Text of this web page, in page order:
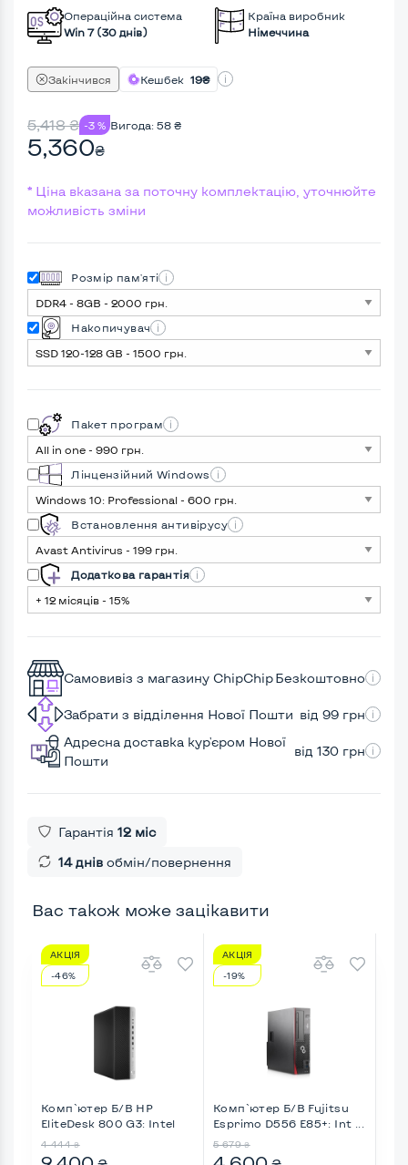
Операційна система
Win 7 (30 днів)
Країна виробник
Німеччина
Закінчився Кешбек 19₴
5,418₴ -3 % Вигода: 58 ₴
5,360₴
* Ціна вказана за поточну комплектацію, уточнюйте
можливість зміни
Розмір пам'яті
Накопичувач
Пакет програм
Лінцензійний Windows
Встановлення антивірусу
Додаткова гарантія
Самовивіз з магазину ChipChipБезкоштовно
Забрати з відділення Нової Пошти від 99 грн
Адресна доставка кур'єром Нової
Пошти
від 130 грн
Гарантія 12 міс
14 днів обмін/повернення
Вас також може зацікавити
АКЦІЯ
-46%
Комп`ютер Б/В HP
EliteDesk 800 G3: Intel
4 444 ₴
АКЦІЯ
-19%
Комп`ютер Б/В Fujitsu
Esprimo D556 E85+: Int ...
5 679 ₴